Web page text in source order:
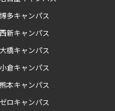
博多キャンパス
西新キャンパス
大橋キャンパス
小倉キャンパス
熊本キャンパス
ゼロキャンパス